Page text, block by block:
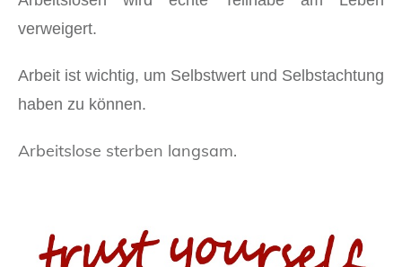
verweigert.
Arbeit ist wichtig, um Selbstwert und Selbstachtung
haben zu können.
Arbeitslose sterben langsam.